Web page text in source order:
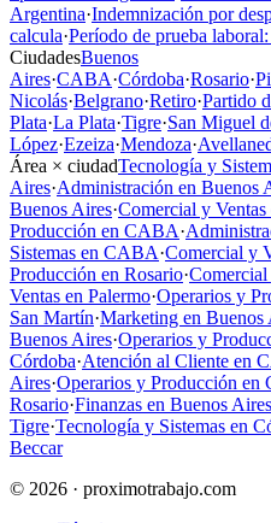
Argentina·Indemnización por
calcula·Período de prueba
CiudadesBuenos
Aires·CABA·Córdoba·Rosario·
Nicolás·Belgrano·Retiro·Partido
Plata·La Plata·Tigre·San Miguel
López·Ezeiza·Mendoza·
Área × ciudadTecnología y
Aires·Administración en Buenos
Buenos Aires·Comercial y
Producción en CABA·
Sistemas en CABA·Comercial y
Producción en Rosario·Comercial
Ventas en Palermo·Operarios y
San Martín·Marketing en Buenos
Buenos Aires·Operarios y
Córdoba·Atención al Cliente en
Aires·Operarios y Producción en
Rosario·Finanzas en Buenos Aires
Tigre·Tecnología y Sistemas en
Beccar
© 2026 · proximotrabajo.com